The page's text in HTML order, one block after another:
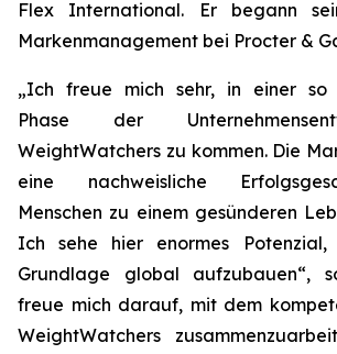
Flex International. Er begann
Markenmanagement bei Procter &
„Ich freue mich sehr, in einer so
Phase der
WeightWatchers zu kommen. Die
eine nachweisliche
Menschen zu einem gesünderen
Ich sehe hier enormes
Grundlage global aufzubauen“,
freue mich darauf, mit dem
WeightWatchers